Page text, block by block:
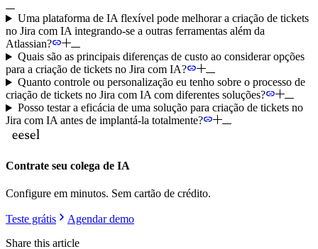
Uma plataforma de IA flexível pode melhorar a criação de tickets
no Jira com IA integrando-se a outras ferramentas além da
Atlassian?
Quais são as principais diferenças de custo ao considerar opções
para a criação de tickets no Jira com IA?
Quanto controle ou personalização eu tenho sobre o processo de
criação de tickets no Jira com IA com diferentes soluções?
Posso testar a eficácia de uma solução para criação de tickets no
Jira com IA antes de implantá-la totalmente?
Contrate seu colega de IA
Configure em minutos. Sem cartão de crédito.
Teste grátis
Agendar demo
Share this article